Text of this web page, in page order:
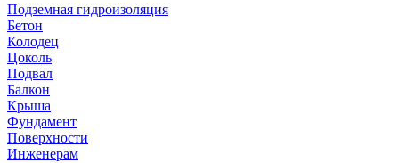
Подземная гидроизоляция
Бетон
Колодец
Цоколь
Подвал
Балкон
Крыша
Фундамент
Поверхности
Инженерам